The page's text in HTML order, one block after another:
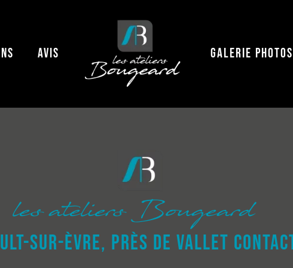
AVIS GALERIE PHOTOS
les ateliers Bougeard
SUR-ÈVRE, PRÈS DE VALLET